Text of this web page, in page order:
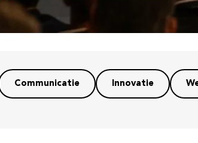
Communicatie Innovatie